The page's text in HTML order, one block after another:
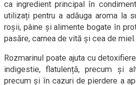
ca ingredient principal în
utilizați pentru a adăuga aroma la
roșii, pâine și alimente bogate în
pasăre, carnea de vită și cea de miel.
Rozmarinul poate ajuta cu
indigestie, flatulență, precum și
precum și în cazuri de pierdere a